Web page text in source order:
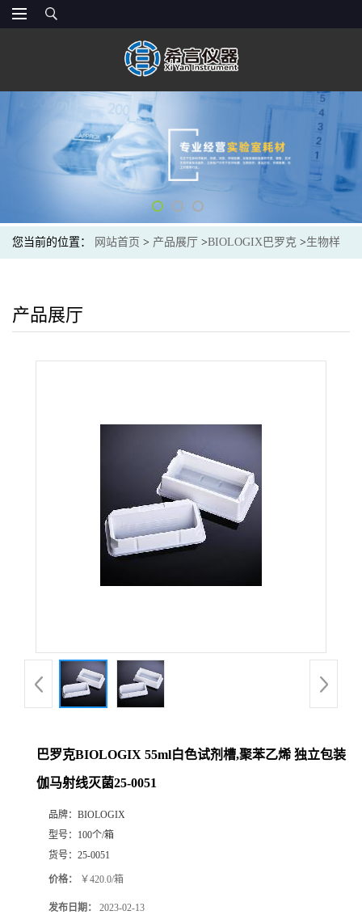
您当前的位置： 网站首页 > 产品展厅 >BIOLOGIX巴罗克 >生物样
射线灭菌25-0051
产品展厅
巴罗克BIOLOGIX 55ml白色试剂槽,聚苯乙烯 独立包装
伽马射线灭菌25-0051
品牌： BIOLOGIX
型号： 100个/箱
货号： 25-0051
价格： ￥420.0/箱
发布日期： 2023-02-13